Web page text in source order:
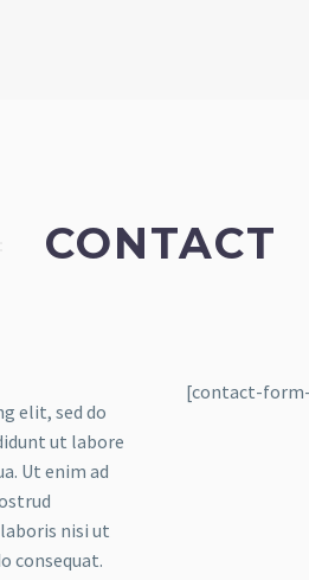
CONTACT
elit, sed do
ut labore
Ut enim ad
nisi ut
consequat.
[contact-form-